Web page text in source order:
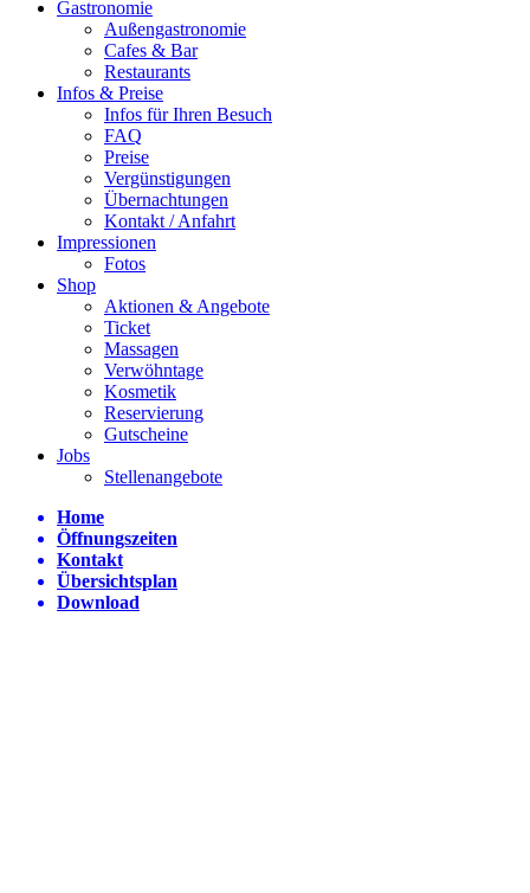
Gastronomie
Außengastronomie
Cafes & Bar
Restaurants
Infos & Preise
Infos für Ihren Besuch
FAQ
Preise
Vergünstigungen
Übernachtungen
Kontakt / Anfahrt
Impressionen
Fotos
Shop
Aktionen & Angebote
Ticket
Massagen
Verwöhntage
Kosmetik
Reservierung
Gutscheine
Jobs
Stellenangebote
Home
Öffnungszeiten
Kontakt
Übersichtsplan
Download